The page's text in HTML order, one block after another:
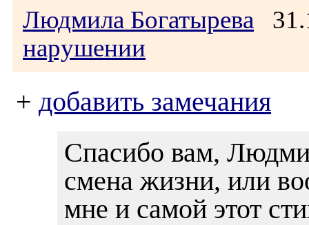
Людмила Богатырева
нарушении
+ добавить замечания
Спасибо вам,
смена жизни, или
мне и самой этот